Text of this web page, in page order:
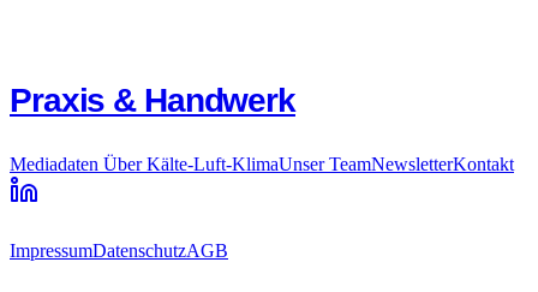
Praxis & Handwerk
Mediadaten Über Kälte-Luft-KlimaUnser TeamNewsletterKontakt
ImpressumDatenschutzAGB